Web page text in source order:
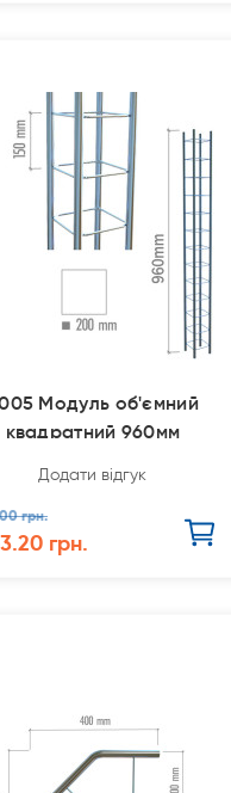
Модуль об'ємний
квадратний 960мм
Додати відгук
грн.
грн.